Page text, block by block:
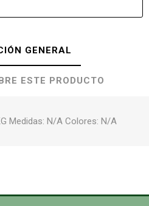
GENERAL
ESTE PRODUCTO
Medidas: N/A Colores: N/A